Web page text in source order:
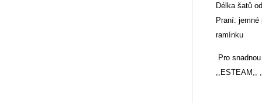
Délka šatů
Praní:
ramínku
Pro
,,ESTEAM,,